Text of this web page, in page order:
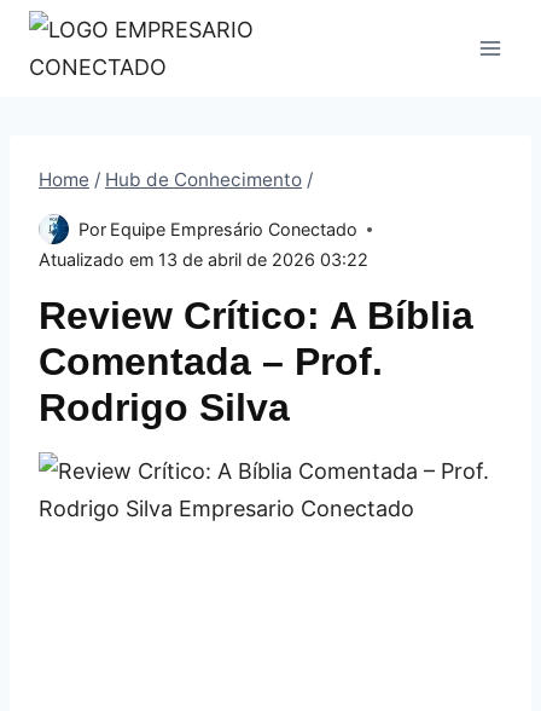
Pular
para
Home / Hub de Conhecimento /
Por Equipe Empresário Conectado
Atualizado em 13 de abril de 2026 03:22
Review Crítico: A Bíblia
Comentada – Prof.
Rodrigo Silva